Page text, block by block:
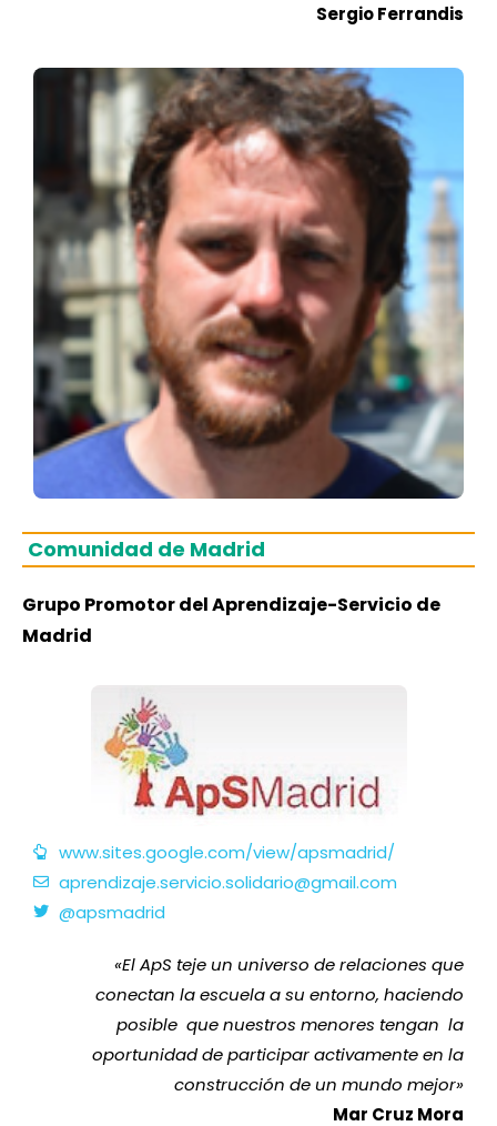
Sergio Ferrandis
Comunidad de Madrid
Grupo Promotor del Aprendizaje-Servicio de
Madrid
www.sites.google.com/view/apsmadrid/
aprendizaje.servicio.solidario@gmail.com
@apsmadrid
«El ApS teje un universo de relaciones que
conectan la escuela a su entorno, haciendo
posible que nuestros menores tengan la
oportunidad de participar activamente en la
construcción de un mundo mejor»
Mar Cruz Mora